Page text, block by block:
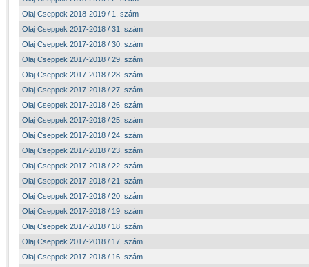
Olaj Cseppek 2018-2019 / 1. szám
Olaj Cseppek 2017-2018 / 31. szám
Olaj Cseppek 2017-2018 / 30. szám
Olaj Cseppek 2017-2018 / 29. szám
Olaj Cseppek 2017-2018 / 28. szám
Olaj Cseppek 2017-2018 / 27. szám
Olaj Cseppek 2017-2018 / 26. szám
Olaj Cseppek 2017-2018 / 25. szám
Olaj Cseppek 2017-2018 / 24. szám
Olaj Cseppek 2017-2018 / 23. szám
Olaj Cseppek 2017-2018 / 22. szám
Olaj Cseppek 2017-2018 / 21. szám
Olaj Cseppek 2017-2018 / 20. szám
Olaj Cseppek 2017-2018 / 19. szám
Olaj Cseppek 2017-2018 / 18. szám
Olaj Cseppek 2017-2018 / 17. szám
Olaj Cseppek 2017-2018 / 16. szám